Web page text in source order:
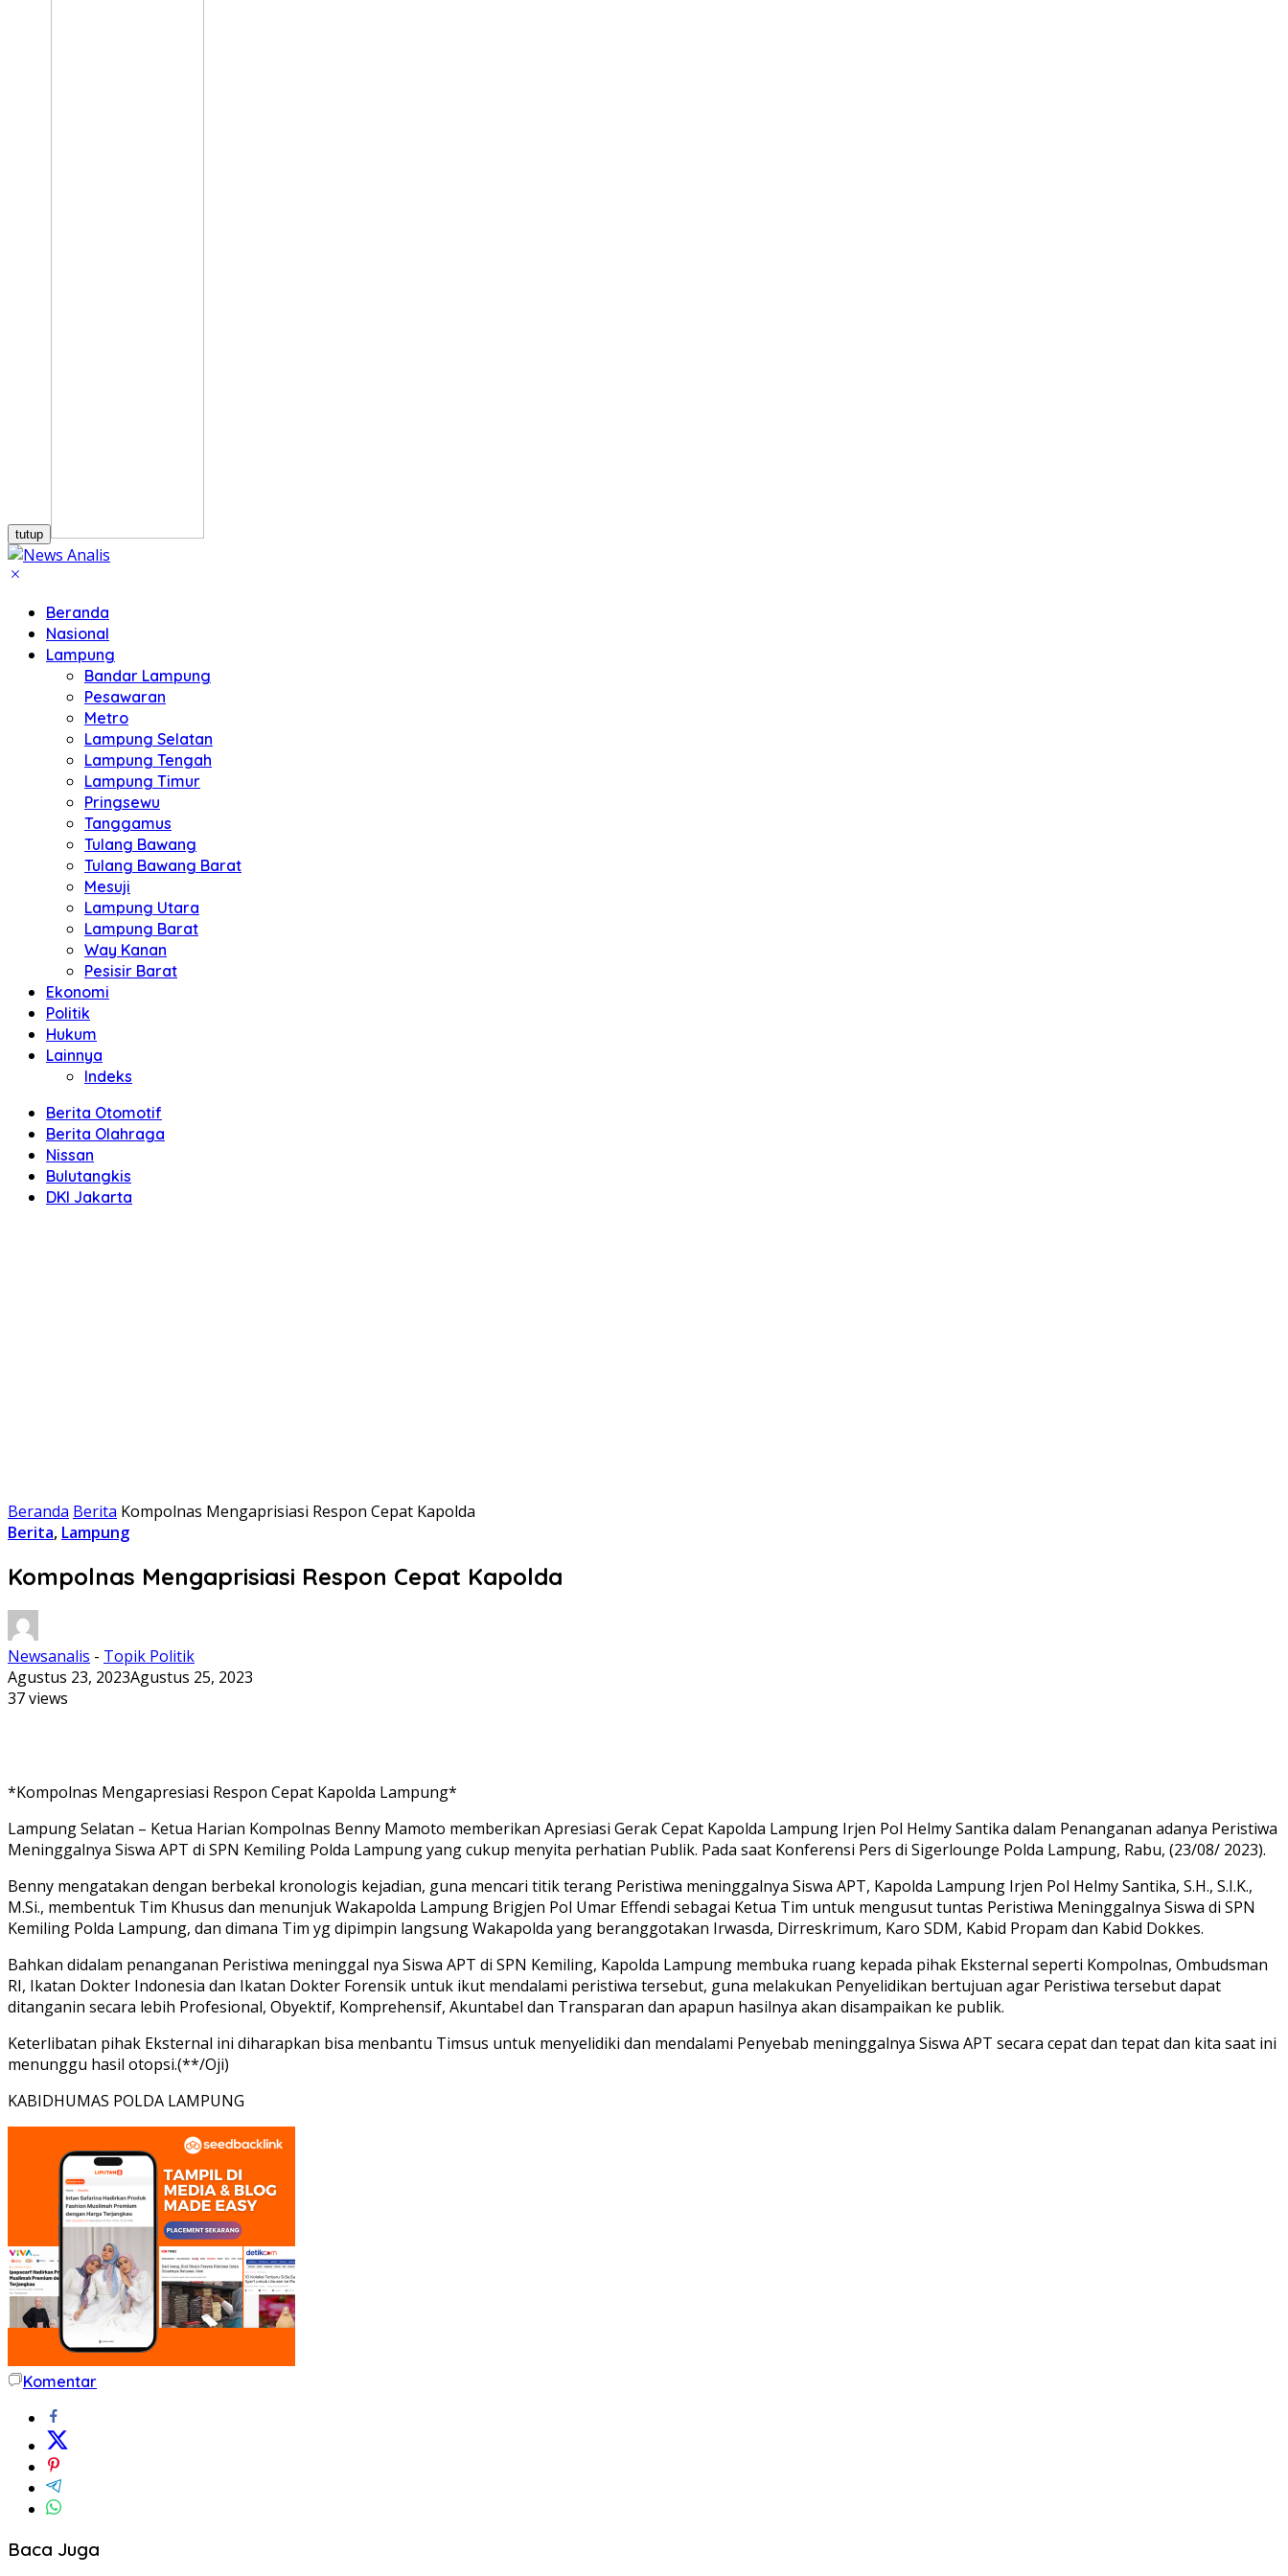
tutup
Beranda
Nasional
Lampung
Bandar Lampung
Pesawaran
Metro
Lampung Selatan
Lampung Tengah
Lampung Timur
Pringsewu
Tanggamus
Tulang Bawang
Tulang Bawang Barat
Mesuji
Lampung Utara
Lampung Barat
Way Kanan
Pesisir Barat
Ekonomi
Politik
Hukum
Lainnya
Indeks
Berita Otomotif
Berita Olahraga
Nissan
Bulutangkis
DKI Jakarta
Beranda Berita Kompolnas Mengaprisiasi Respon Cepat Kapolda
Berita, Lampung
Kompolnas Mengaprisiasi Respon Cepat Kapolda
Newsanalis - Topik Politik
Agustus 23, 2023Agustus 25, 2023
37 views
*Kompolnas Mengapresiasi Respon Cepat Kapolda Lampung*
Lampung Selatan – Ketua Harian Kompolnas Benny Mamoto memberikan Apresiasi Gerak Cepat Kapolda Lampung Irjen Pol Helmy Santika dalam Penanganan adanya Peristiwa
Meninggalnya Siswa APT di SPN Kemiling Polda Lampung yang cukup menyita perhatian Publik. Pada saat Konferensi Pers di Sigerlounge Polda Lampung, Rabu, (23/08/ 2023).
Benny mengatakan dengan berbekal kronologis kejadian, guna mencari titik terang Peristiwa meninggalnya Siswa APT, Kapolda Lampung Irjen Pol Helmy Santika, S.H., S.I.K.,
M.Si., membentuk Tim Khusus dan menunjuk Wakapolda Lampung Brigjen Pol Umar Effendi sebagai Ketua Tim untuk mengusut tuntas Peristiwa Meninggalnya Siswa di SPN
Kemiling Polda Lampung, dan dimana Tim yg dipimpin langsung Wakapolda yang beranggotakan Irwasda, Dirreskrimum, Karo SDM, Kabid Propam dan Kabid Dokkes.
Bahkan didalam penanganan Peristiwa meninggal nya Siswa APT di SPN Kemiling, Kapolda Lampung membuka ruang kepada pihak Eksternal seperti Kompolnas, Ombudsman
RI, Ikatan Dokter Indonesia dan Ikatan Dokter Forensik untuk ikut mendalami peristiwa tersebut, guna melakukan Penyelidikan bertujuan agar Peristiwa tersebut dapat
ditanganin secara lebih Profesional, Obyektif, Komprehensif, Akuntabel dan Transparan dan apapun hasilnya akan disampaikan ke publik.
Keterlibatan pihak Eksternal ini diharapkan bisa menbantu Timsus untuk menyelidiki dan mendalami Penyebab meninggalnya Siswa APT secara cepat dan tepat dan kita saat ini
menunggu hasil otopsi.(**/Oji)
KABIDHUMAS POLDA LAMPUNG
Komentar
Baca Juga